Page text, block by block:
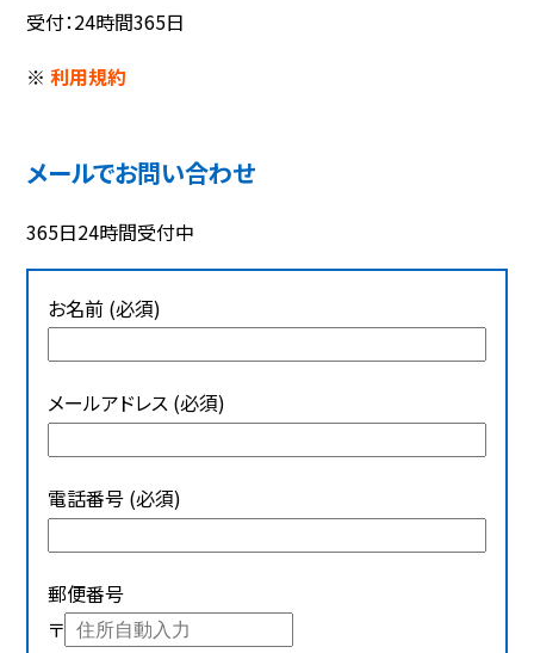
受付：24時間365日
※利用規約
メールでお問い合わせ
365日24時間受付中
お名前 (必須)
メールアドレス (必須)
電話番号 (必須)
郵便番号
〒